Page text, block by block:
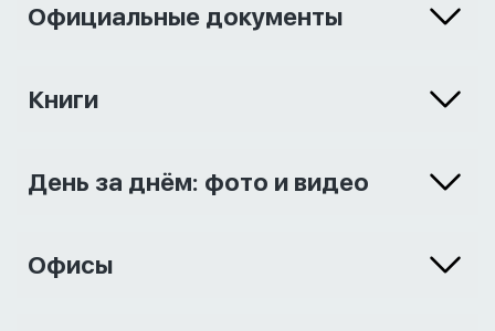
Официальные документы
Книги
День за днём: фото и видео
Офисы